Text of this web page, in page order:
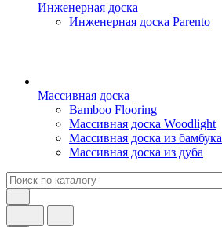
Инженерная доска
Инженерная доска Parento
Массивная доска
Bamboo Flooring
Массивная доска Woodlight
Массивная доска из бамбука
Массивная доска из дуба